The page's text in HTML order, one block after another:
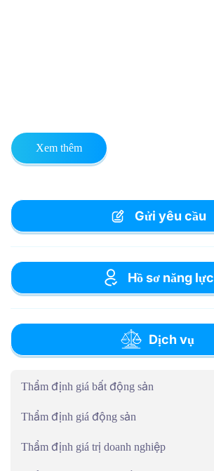
Xem thêm
Gửi yêu cầu
Hồ sơ năng lực
Dịch vụ
Thẩm định giá bất động sản
Thẩm định giá động sản
Thẩm định giá trị doanh nghiệp